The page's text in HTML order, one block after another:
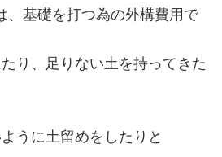
、基礎を打つ為の外構費用で
り、足りない土を持ってきた
うに土留めをしたりと